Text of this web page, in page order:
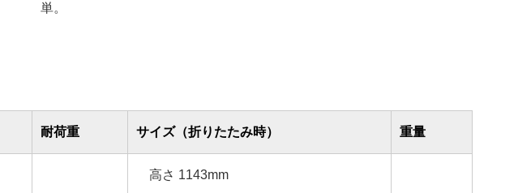
単。
耐荷重 サイズ（折りたたみ時） 重量
高さ 1143mm